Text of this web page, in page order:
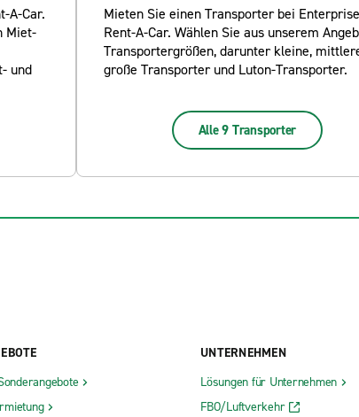
A-Car.
Miet-
und
Mieten Sie einen Transporter bei Enterprise
Rent-A-Car. Wählen Sie aus unserem
Transportergrößen, darunter kleine,
große Transporter und Luton-Transporter.
Alle 9 Transporter
UNTERNEHMEN
Lösungen für Unternehmen
FBO/Luftverkehr